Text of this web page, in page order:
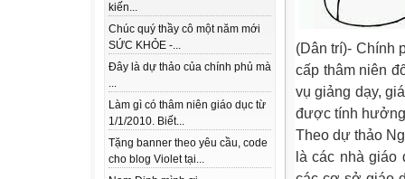
kiến...
Chúc quý thầy cô một năm mới
SỨC KHỎE -...
Đây là dự thảo của chính phủ mà
...
Làm gì có thâm niên giáo dục từ
1/1/2010. Biết...
Tặng banner theo yêu cầu, code
cho blog Violet tại...
(Dân trí)- Chính
cấp thâm niên
vụ giảng dạy,
được tính
Theo dự thảo
là các nhà giáo